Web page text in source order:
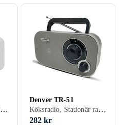
Klockradio, Stationär radio, Bärbar radio, FM, DAB, DAB+, Batteri, Klockradio med alarm, Display, Hörlursutgång
Denver TR-51
Köksradio, Stationär radio, Bärbar radio, FM, AM, DAB, Batteri, Nätström, Display
282 kr